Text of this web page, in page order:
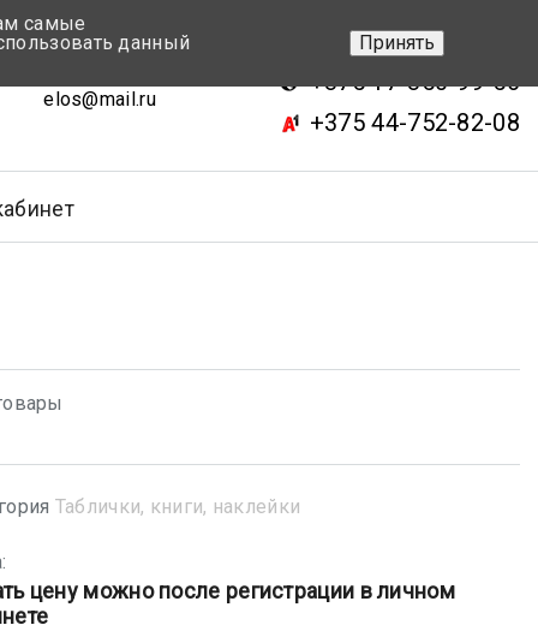
elos@mail.ru
+375 17-343-46-70
+375 17-350-99-56
+375 44-752-82-08
Таблички, книги, наклейки
цену можно после регистрации в личном
самые
данный
Принять